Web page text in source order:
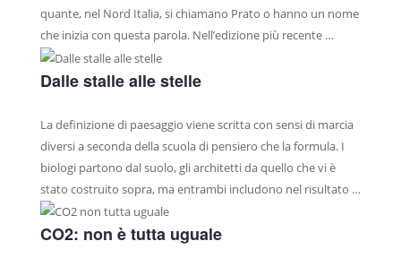
quante, nel Nord Italia, si chiamano Prato o hanno un nome
che inizia con questa parola. Nell’edizione più recente …
Dalle stalle alle stelle
La definizione di paesaggio viene scritta con sensi di marcia
diversi a seconda della scuola di pensiero che la formula. I
biologi partono dal suolo, gli architetti da quello che vi è
stato costruito sopra, ma entrambi includono nel risultato …
CO2: non è tutta uguale